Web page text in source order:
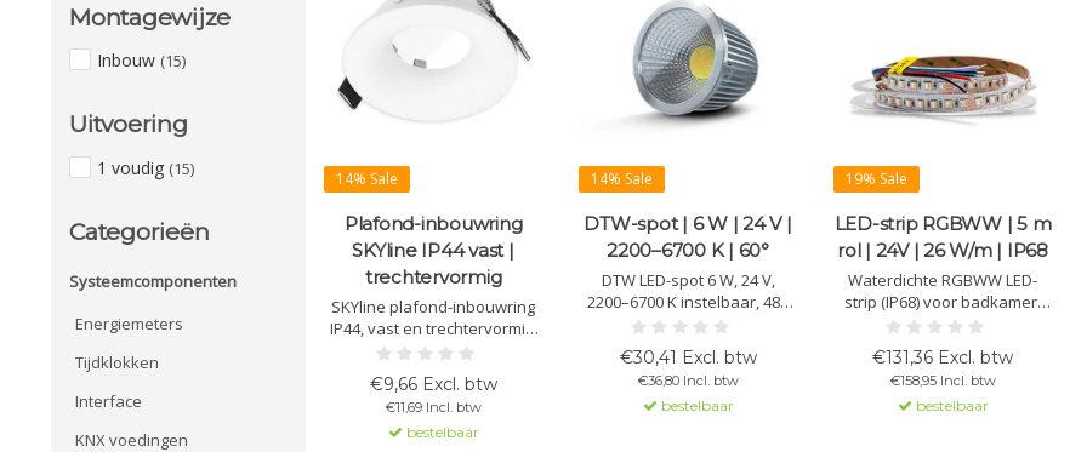
Montagewijze
Inbouw (15)
Uitvoering
1 voudig (15)
Categorieën
Systeemcomponenten
Energiemeters
Tijdklokken
Interface
KNX voedingen
14% Sale
Plafond-inbouwring
SKYline IP44 vast |
trechtervormig
SKYline plafond-inbouwring
IP44, vast en trechtervormig,
verkrijgbaar in mat wit of
zwart. Aluminium met
beschermglas en afdichting.
Geschikt voor MR16-spots in
gesloten vochtige plafonds.
€9,66 Excl. btw
€11,69 Incl. btw
bestelbaar
14% Sale
DTW-spot | 6 W | 24 V |
2200–6700 K | 60°
DTW LED-spot 6 W, 24 V,
2200–6700 K instelbaar, 480
lm @4000 K, 60°. CRI >90,
DT8/DALI compatibel, MR16
fitting, aluminium behuizing,
levensduur >30.000 uur.
€30,41 Excl. btw
€36,80 Incl. btw
bestelbaar
19% Sale
LED-strip RGBWW | 5 m
rol | 24V | 26 W/m | IP68
Waterdichte RGBWW LED-
strip (IP68) voor badkamer,
wellness of buiten. 24V, 26
W/m, warmwit 2850K, 1400 lm,
96 chips/m, CRI 71, >50.000 u,
120°, 5050 SMD, met 3M-
plakstrip.
€131,36 Excl. btw
€158,95 Incl. btw
bestelbaar